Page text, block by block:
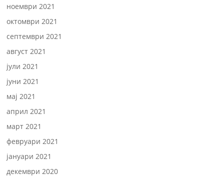
ноември 2021
октомври 2021
септември 2021
август 2021
јули 2021
јуни 2021
мај 2021
април 2021
март 2021
февруари 2021
јануари 2021
декември 2020